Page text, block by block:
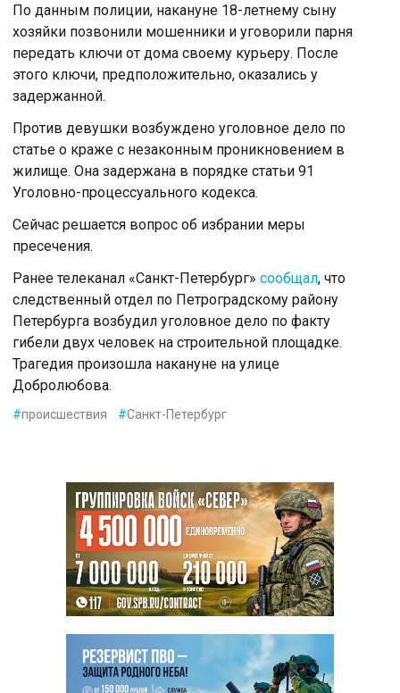
По данным полиции, накануне 18-летнему сыну
хозяйки позвонили мошенники и уговорили парня
передать ключи от дома своему курьеру. После
этого ключи, предположительно, оказались у
задержанной.
Против девушки возбуждено уголовное дело по
статье о краже с незаконным проникновением в
жилище. Она задержана в порядке статьи 91
Уголовно-процессуального кодекса.
Сейчас решается вопрос об избрании меры
пресечения.
Ранее телеканал «Санкт-Петербург» сообщал, что
следственный отдел по Петроградскому району
Петербурга возбудил уголовное дело по факту
гибели двух человек на строительной площадке.
Трагедия произошла накануне на улице
Добролюбова.
#происшествия #Санкт-Петербург